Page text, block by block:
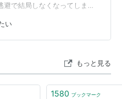
避で結局しなくなってしまい
ッ！と作業が止まってしま
は"いち日ひと捨て"だったり
持ちだったら捨てる』 という
ーんにも変わってない⋯ 我な
、私…
い
もっと見る
1580 ブックマーク